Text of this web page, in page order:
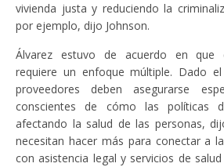
vivienda justa y reduciendo la
por ejemplo, dijo Johnson.
Álvarez estuvo de acuerdo en que
requiere un enfoque múltiple. Dado
proveedores deben asegurarse
conscientes de cómo las políticas
afectando la salud de las personas,
necesitan hacer más para conectar a
con asistencia legal y servicios de